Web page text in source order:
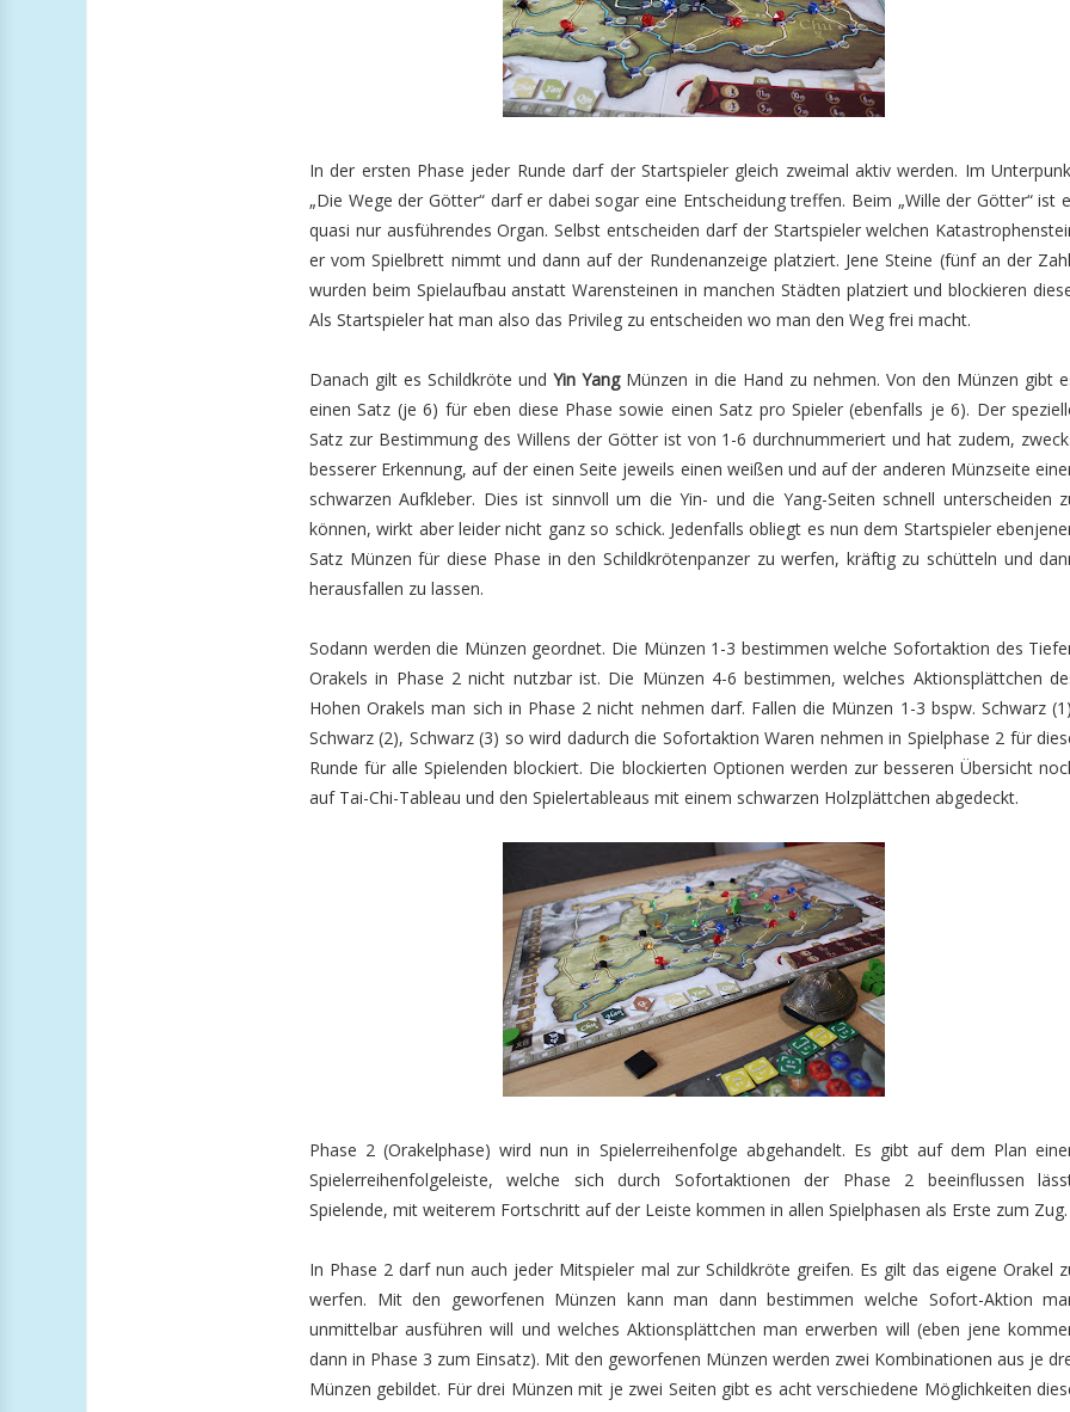
In der ersten Phase jeder Runde darf der Startspieler gleich zweimal aktiv werden. Im
„Die Wege der Götter“ darf er dabei sogar eine Entscheidung treffen. Beim „Wille der Götter“ ist
quasi nur ausführendes Organ. Selbst entscheiden darf der Startspieler welchen
er vom Spielbrett nimmt und dann auf der Rundenanzeige platziert. Jene Steine (fünf an der
wurden beim Spielaufbau anstatt Warensteinen in manchen Städten platziert und blockieren
Als Startspieler hat man also das Privileg zu entscheiden wo man den Weg frei macht.
Danach gilt es Schildkröte undYin YangMünzen in die Hand zu nehmen. Von den Münzen gibt
einen Satz (je 6) für eben diese Phase sowie einen Satz pro Spieler (ebenfalls je 6). Der
Satz zur Bestimmung des Willens der Götter ist von 1-6 durchnummeriert und hat zudem,
besserer Erkennung, auf der einen Seite jeweils einen weißen und auf der anderen Münzseite
schwarzen Aufkleber. Dies ist sinnvoll um die Yin- und die Yang-Seiten schnell unterscheiden
können, wirkt aber leider nicht ganz so schick. Jedenfalls obliegt es nun dem Startspieler
Satz Münzen für diese Phase in den Schildkrötenpanzer zu werfen, kräftig zu schütteln und
herausfallen zu lassen.
Sodann werden die Münzen geordnet. Die Münzen 1-3 bestimmen welche Sofortaktion des
Orakels in Phase 2 nicht nutzbar ist. Die Münzen 4-6 bestimmen, welches Aktionsplättchen
Hohen Orakels man sich in Phase 2 nicht nehmen darf. Fallen die Münzen 1-3 bspw. Schwarz
Schwarz (2), Schwarz (3) so wird dadurch die Sofortaktion Waren nehmen in Spielphase 2 für
Runde für alle Spielenden blockiert. Die blockierten Optionen werden zur besseren Übersicht
auf Tai-Chi-Tableau und den Spielertableaus mit einem schwarzen Holzplättchen abgedeckt.
Phase 2 (Orakelphase) wird nun in Spielerreihenfolge abgehandelt. Es gibt auf dem Plan
Spielerreihenfolgeleiste, welche sich durch Sofortaktionen der Phase 2 beeinflussen
Spielende, mit weiterem Fortschritt auf der Leiste kommen in allen Spielphasen als Erste zum Zug.
In Phase 2 darf nun auch jeder Mitspieler mal zur Schildkröte greifen. Es gilt das eigene Orakel
werfen. Mit den geworfenen Münzen kann man dann bestimmen welche Sofort-Aktion
unmittelbar ausführen will und welches Aktionsplättchen man erwerben will (eben jene
dann in Phase 3 zum Einsatz). Mit den geworfenen Münzen werden zwei Kombinationen aus je
Münzen gebildet. Für drei Münzen mit je zwei Seiten gibt es acht verschiedene Möglichkeiten